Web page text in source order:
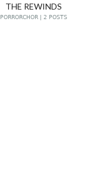
THE REWINDS
PORRORCHOR | 2 POSTS